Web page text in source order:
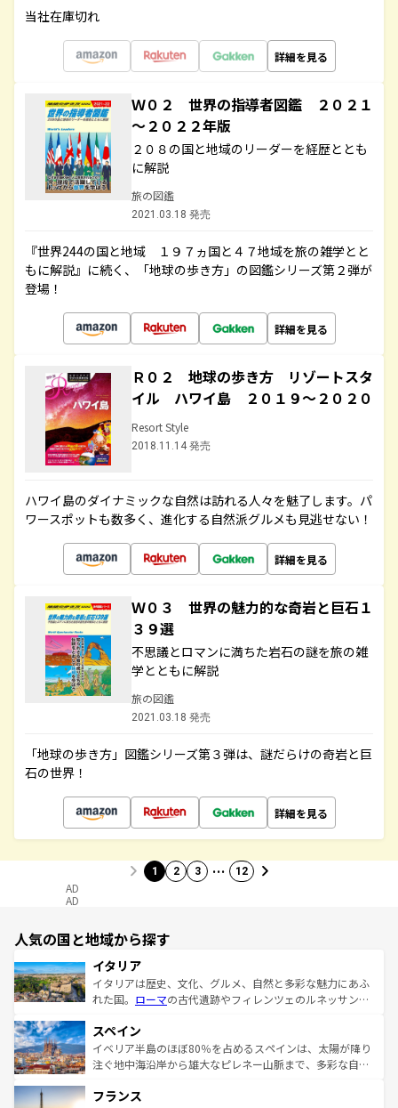
当社在庫切れ
詳細を見る
Ｗ０２ 世界の指導者図鑑 ２０２１
～２０２２年版
２０８の国と地域のリーダーを経歴ととも
に解説
旅の図鑑
2021.03.18 発売
『世界244の国と地域 １９７ヵ国と４７地域を旅の雑学とと
もに解説』に続く、「地球の歩き方」の図鑑シリーズ第２弾が
登場！
詳細を見る
Ｒ０２ 地球の歩き方 リゾートスタ
イル ハワイ島 ２０１９～２０２０
Resort Style
2018.11.14 発売
ハワイ島のダイナミックな自然は訪れる人々を魅了します。パ
ワースポットも数多く、進化する自然派グルメも見逃せない！
詳細を見る
Ｗ０３ 世界の魅力的な奇岩と巨石１
３９選
不思議とロマンに満ちた岩石の謎を旅の雑
学とともに解説
旅の図鑑
2021.03.18 発売
「地球の歩き方」図鑑シリーズ第３弾は、謎だらけの奇岩と巨
石の世界！
詳細を見る
1 2 3 … 12
AD
AD
人気の国と地域から探す
イタリア
イタリアは歴史、文化、グルメ、自然と多彩な魅力にあふ
れた国。 ローマの古代遺跡やフィレンツェのルネッサンス
ろん、トスカーナの美しい田園風景やアマルフィ海岸の絶
景など、自然景観も見逃せない。観光の合間には、本場の
ピザやパスタなど、絶品のイタリア料理を堪能することも
ませてくれるイタリアで、忘れられない旅をしてみよう！
スペイン
イベリア半島のほぼ80％を占めるスペインは、太陽が降り
注ぐ地中海沿岸から雄大なピレネー山脈まで、多彩な自然
文化が根付くこの国では、情熱的なフラメンコ、熱気あふ
フランス